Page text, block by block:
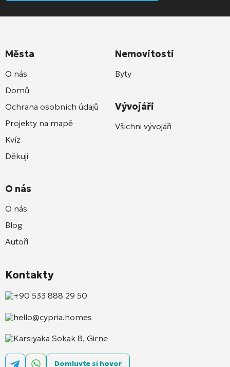
Města
O nás
Domů
Ochrana osobních údajů
Projekty na mapě
Kvíz
Děkuji
O nás
O nás
Blog
Autoři
Nemovitosti
Byty
Vývojáři
Všichni vývojáři
Kontakty
+90 533 888 29 50
hello@cypria.homes
Karsıyaka Sokak 8, Girne
Domluvte si hovor